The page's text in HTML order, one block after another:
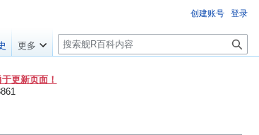
更新页面！
创建账号 登录
更多
搜
索